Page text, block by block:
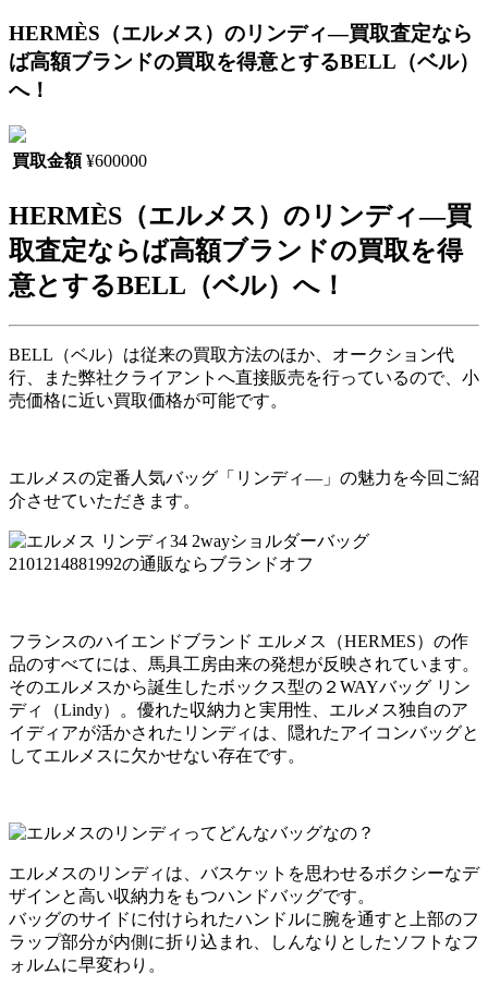
HERMÈS（エルメス）のリンディ―買取査定なら
ば高額ブランドの買取を得意とするBELL（ベル）
へ！
買取金額 ¥600000
HERMÈS （エルメス）のリンディ―買
取査定ならば高額ブランドの買取を得
意とするBELL（ベル）へ！
BELL（ベル）は従来の買取方法のほか、オークション代
行、また弊社クライアントへ直接販売を行っているので、小
売価格に近い買取価格が可能です。
エルメスの定番人気バッグ「リンディ―」の魅力を今回ご紹
介させていただきます。
フランスのハイエンドブランド エルメス（HERMES）の作
品のすべてには、馬具工房由来の発想が反映されています。
そのエルメスから誕生したボックス型の２WAYバッグ リン
ディ（Lindy）。優れた収納力と実用性、エルメス独自のア
イディアが活かされたリンディは、隠れたアイコンバッグと
してエルメスに欠かせない存在です。
エルメスのリンディは、バスケットを思わせるボクシーなデ
ザインと高い収納力をもつハンドバッグです。
バッグのサイドに付けられたハンドルに腕を通すと上部のフ
ラップ部分が内側に折り込まれ、しんなりとしたソフトなフ
ォルムに早変わり。